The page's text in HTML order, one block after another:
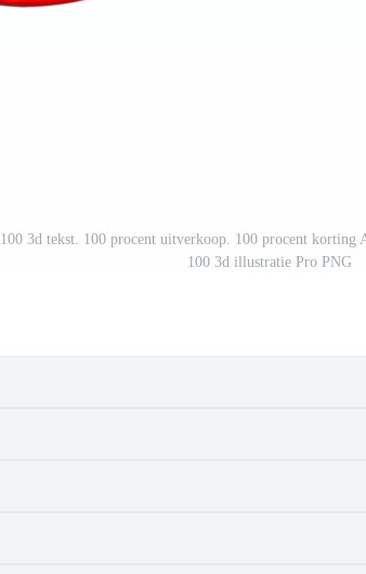
100 3d tekst. 100 procent uitverkoop. 100 procent korting
100 3d illustratie Pro PNG